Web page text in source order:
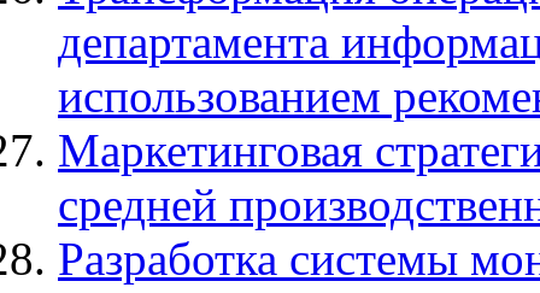
департамента
использованием
Маркетинговая
средней
Разработка системы